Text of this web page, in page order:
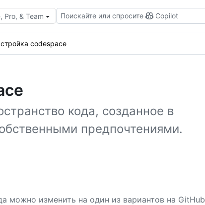
Pro, & Team Поискайте или спросите Copilot
codespace
кода, созданное в
предпочтениями.
можно изменить на один из вариантов на GitHub